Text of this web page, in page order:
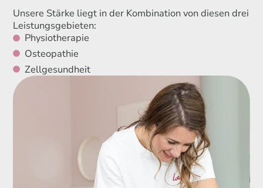
Unsere Stärke liegt in der Kombination von diesen drei
Leistungsgebieten:
Physiotherapie
Osteopathie
Zellgesundheit